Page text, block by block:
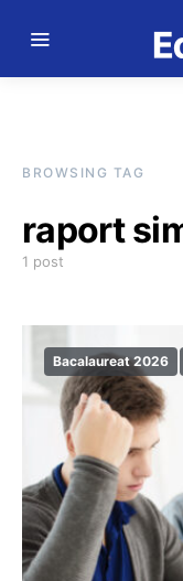
BROWSING TAG
raport
1 post
Bacalaureat 2026